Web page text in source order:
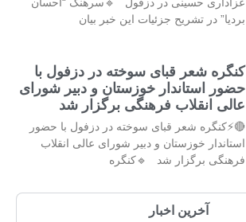
بردیا” در تشریح جزئیات این خبر بیان
کنگره شعر قبای سوخته در دزفول با
حضور استاندار خوزستان و دبیر شورای
عالی انقلاب فرهنگی برگزار شد
🔴⚡کنگره شعر قبای سوخته در دزفول با حضور
استاندار خوزستان و دبیر شورای عالی انقلاب
فرهنگی برگزار شد 🔹کنگره
آخرین اخبار